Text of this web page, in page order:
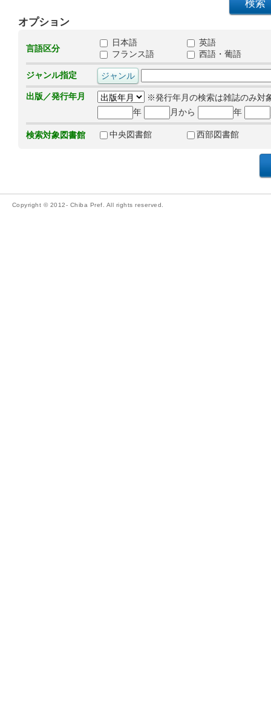
オプション
言語区分
日本語
英語
フランス語
西語・葡語
ジャンル指定
出版／発行年月
※発行年月の検索は雑誌のみ対
年
月から 年
検索対象図書館 中央図書館 西部図書館
Copyright © 2012- Chiba Pref. All rights reserved.